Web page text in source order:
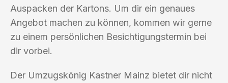
Auspacken der Kartons. Um dir ein genaues
Angebot machen zu können, kommen wir gerne
zu einem persönlichen Besichtigungstermin bei
dir vorbei.
Der Umzugskönig Kastner Mainz bietet dir nicht